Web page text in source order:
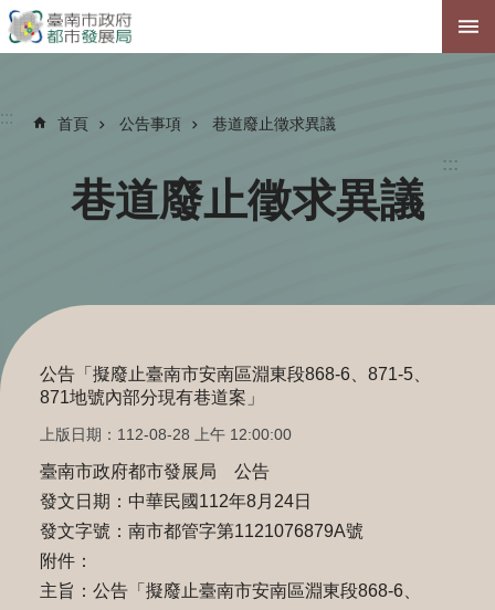
跳到主要內容區塊
:::
::: 首頁 公告事項 巷道廢止徵求異議
巷道廢止徵求異議
公告「擬廢止臺南市安南區淵東段868-6、871-5、
871地號內部分現有巷道案」
上版日期：112-08-28 上午 12:00:00
臺南市政府都市發展局 公告
發文日期：中華民國112年8月24日
發文字號：南市都管字第1121076879A號
附件：
主旨：公告「擬廢止臺南市安南區淵東段868-6、